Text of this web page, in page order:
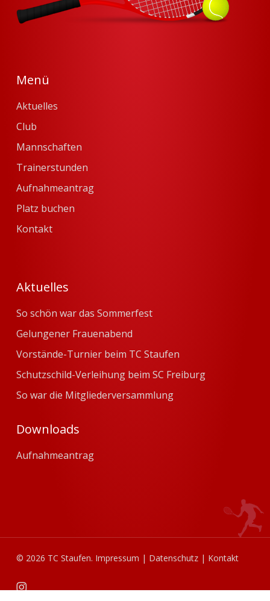
Menü
Aktuelles
Club
Mannschaften
Trainerstunden
Aufnahmeantrag
Platz buchen
Kontakt
Aktuelles
So schön war das Sommerfest
Gelungener Frauenabend
Vorstände-Turnier beim TC Staufen
Schutzschild-Verleihung beim SC Freiburg
So war die Mitgliederversammlung
Downloads
Aufnahmeantrag
© 2026 TC Staufen. Impressum | Datenschutz| Kontakt
instagram